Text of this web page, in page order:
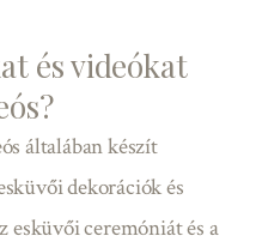
és videókat
általában készít
dekorációk és
esküvői ceremóniát és a